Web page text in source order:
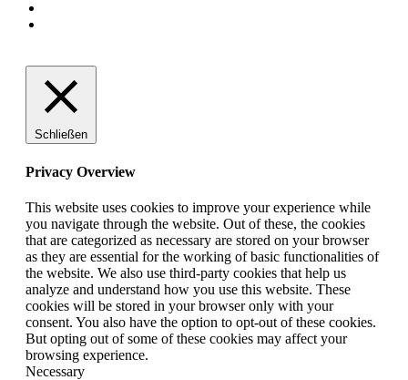
Schließen
Privacy Overview
This website uses cookies to improve your experience while
you navigate through the website. Out of these, the cookies
that are categorized as necessary are stored on your browser
as they are essential for the working of basic functionalities of
the website. We also use third-party cookies that help us
analyze and understand how you use this website. These
cookies will be stored in your browser only with your
consent. You also have the option to opt-out of these cookies.
But opting out of some of these cookies may affect your
browsing experience.
Necessary